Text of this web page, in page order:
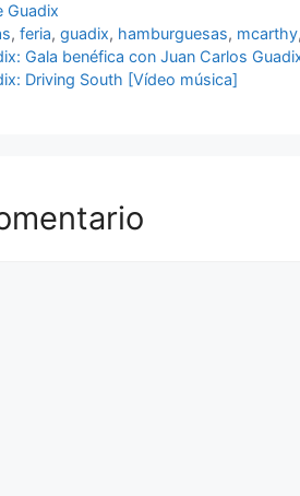
Guadix
,feria,guadix, hamburguesas, mcarthy,
Gala benéfica con Juan Carlos
Driving South [Vídeo música]